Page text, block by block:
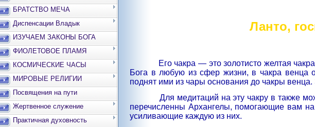
БРАТСТВО МЕЧА
Диспенсации Владык
ИЗУЧАЕМ ЗАКОНЫ БОГА
ФИОЛЕТОВОЕ ПЛАМЯ
КОСМИЧЕСКИЕ ЧАСЫ
МИРОВЫЕ РЕЛИГИИ
Посвящения на пути
Жертвенное служение
Практичная духовность
Ланто,
Его чакра — это золотисто желтая
Бога в любую из сфер жизни, в чакра венца
поднят ими из чары основания до чакры
Для медитаций на эту чакру в также
перечисленны Архангелы, помогающие вам
усиливающие каждую из них.